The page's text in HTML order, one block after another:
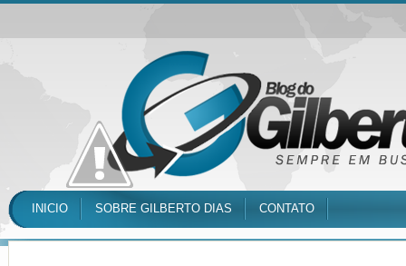
INICIO SOBRE GILBERTO DIAS CONTATO